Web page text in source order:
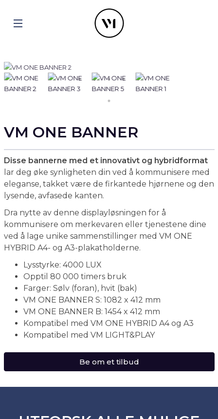
VM ONE BANNER
Disse bannerne med et innovativt og hybridformat
lar deg øke synligheten din ved å kommunisere med
eleganse, takket være de firkantede hjørnene og den
lysende, avfasede kanten.
Dra nytte av denne displayløsningen for å
kommunisere om merkevaren eller tjenestene dine
ved å lage unike sammenstillinger med VM ONE
HYBRID A4- og A3-plakatholderne.
Lysstyrke: 4000 LUX
Opptil 80 000 timers bruk
Farger: Sølv (foran), hvit (bak)
VM ONE BANNER S: 1082 x 412 mm
VM ONE BANNER B: 1454 x 412 mm
Kompatibel med VM ONE HYBRID A4 og A3
Kompatibel med VM LIGHT&PLAY
Be om et tilbud